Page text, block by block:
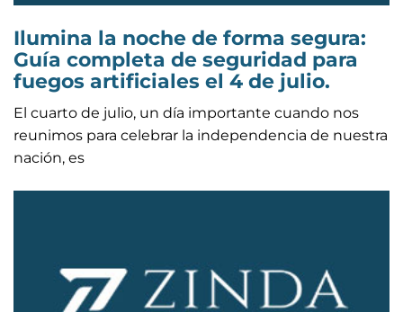
Ilumina la noche de forma segura:
Guía completa de seguridad para
fuegos artificiales el 4 de julio.
El cuarto de julio, un día importante cuando nos
reunimos para celebrar la independencia de nuestra
nación, es